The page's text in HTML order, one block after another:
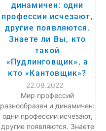
динамичен: одни
профессии исчезают,
другие появляются.
Знаете ли Вы, кто
такой
«Пудлинговщик», а
кто «Кантовщик»?
22.08.2022
Мир профессий
разнообразен и динамичен:
одни профессии исчезают,
другие появляются. Знаете